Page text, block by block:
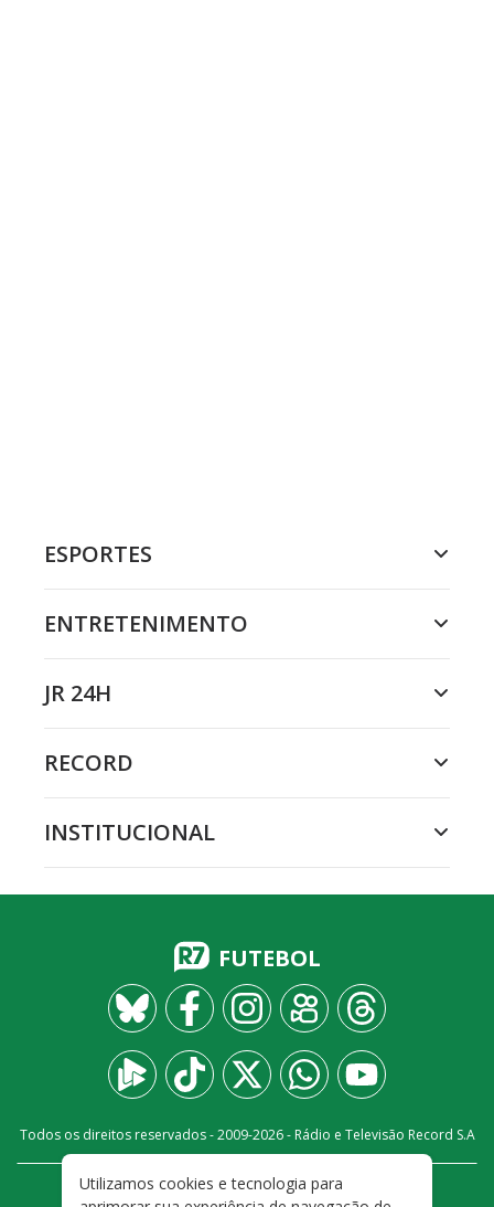
ESPORTES
ENTRETENIMENTO
JR 24H
RECORD
INSTITUCIONAL
FUTEBOL
Todos os direitos reservados - 2009-2026- Rádio e Televisão Record S.A
FALE CONOSCO PRIVACIDADE
Utilizamos cookies e tecnologia para